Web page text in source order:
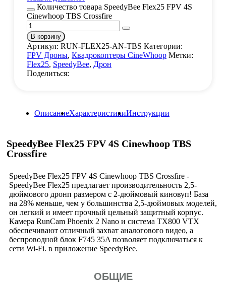
Количество товара SpeedyBee Flex25 FPV 4S
Cinewhoop TBS Crossfire
В корзину
Артикул: RUN-FLEX25-AN-TBS Категории:
FPV Дроны, Квадрокоптеры CineWhoop Метки:
Flex25, SpeedyBee, Дрон
Поделиться:
ОписаниеХарактеристикиИнструкции
SpeedyBee Flex25 FPV 4S Cinewhoop TBS
Crossfire
SpeedyBee Flex25 FPV 4S Cinewhoop TBS Crossfire -
SpeedyBee Flex25 предлагает производительность 2,5-
дюймового дронп размером с 2-дюймовый киновуп! База
на 28% меньше, чем у большинства 2,5-дюймовых моделей,
он легкий и имеет прочный цельный защитный корпус.
Камера RunCam Phoenix 2 Nano и система TX800 VTX
обеспечивают отличный захват аналогового видео, а
беспроводной блок F745 35A позволяет подключаться к
сети Wi-Fi. в приложение SpeedyBee.
ОБЩИЕ